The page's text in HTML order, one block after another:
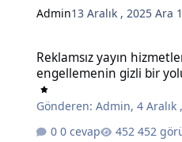
Admin13 Aralık , 2025Ara
Reklamsız yayın
engellemenin gizli bir
Gönderen:Admin,4 Aralık
0 cevap
452